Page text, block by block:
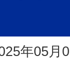
年05月